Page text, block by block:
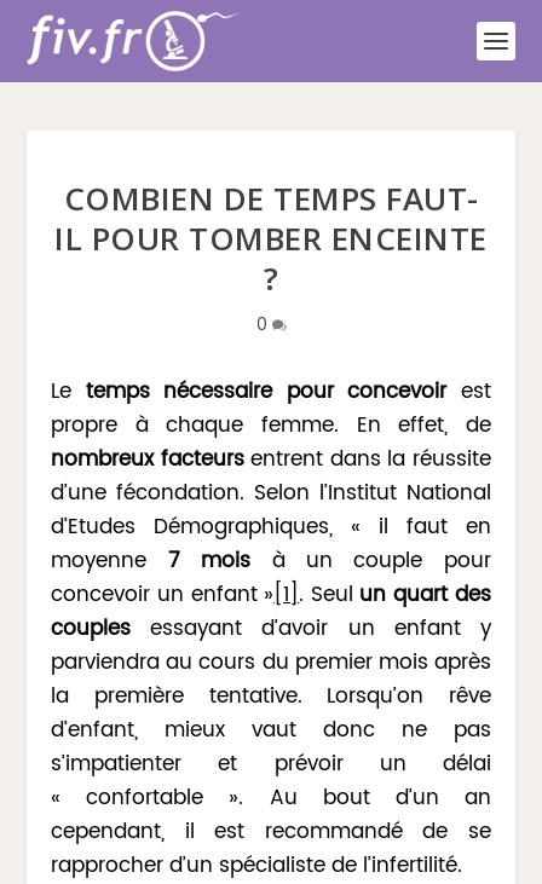
COMBIEN DE TEMPS FAUT-
IL POUR TOMBER ENCEINTE
?
0
Le temps nécessaire pour concevoirest
propre à chaque femme. En effet, de
nombreux facteursentrent dans la réussite
d’une fécondation. Selon l’Institut National
d’Etudes Démographiques, « il faut en
moyenne 7 mois à un couple pour
concevoir un enfant »[1]. Seul un quart des
couples essayant d’avoir un enfant y
parviendra au cours du premier mois après
la première tentative. Lorsqu’on rêve
d’enfant, mieux vaut donc ne pas
s’impatienter et prévoir un délai
« confortable ». Au bout d’un an
cependant, il est recommandé de se
rapprocher d’un spécialiste de l’infertilité.